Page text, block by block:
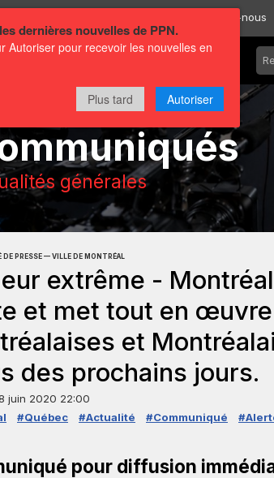
Contactez-nous
générales
PRESSE — VILLE DE MONTRÉAL
extrême -
et met tout en
et
des prochains jours.
juin 2020 22:00
#Québec #Actualité #Communiqué
pour diffusion
dernières nouvelles de PPN.
Autoriser pour recevoir les nouvelles en
Plus tard Autoriser